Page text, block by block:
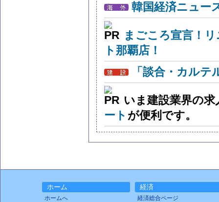
韓国経済ニュー
まごころ宣言！
ト那覇店！
「談合・カル
いま建設業界の
ート が便利です。
ホーム
ホームへ
経済
経済総合ページ